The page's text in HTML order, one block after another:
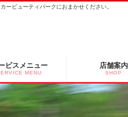
ービューティパークにおまかせください。
ビスメニュー
MENU
店舗案内
SHOP